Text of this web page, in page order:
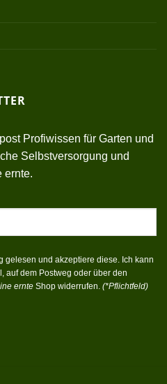
Profiwissen für Garten und
Selbstversorgung und
ernte.
gelesen und akzeptiere diese. Ich kann
auf dem Postweg oder über den
ernte Shop widerrufen. (*Pflichtfeld)